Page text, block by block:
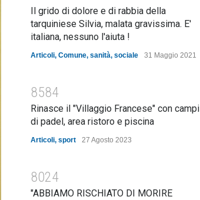
Il grido di dolore e di rabbia della
tarquiniese Silvia, malata gravissima. E'
italiana, nessuno l'aiuta !
Articoli, Comune, sanità, sociale 31 Maggio 2021
8584
Rinasce il "Villaggio Francese" con campi
di padel, area ristoro e piscina
Articoli, sport 27 Agosto 2023
8024
"ABBIAMO RISCHIATO DI MORIRE